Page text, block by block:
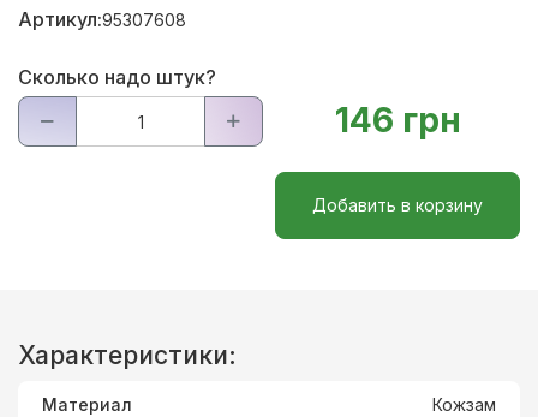
Артикул:95307608
Сколько надо штук?
146 грн
Добавить в корзину
Характеристики:
Материал Кожзам